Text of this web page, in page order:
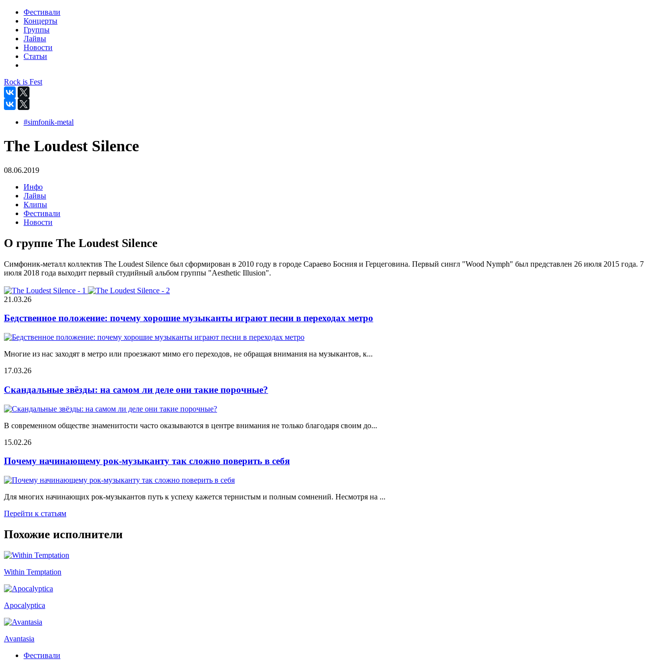
Фестивали
Концерты
Группы
Лайвы
Новости
Статьи
Rock is Fest
#simfonik-metal
The Loudest Silence
08.06.2019
Инфо
Лайвы
Клипы
Фестивали
Новости
О группе The Loudest Silence
Симфоник-металл коллектив The Loudest Silence был сформирован в 2010 году в городе Сараево Босния и Герцеговина. Первый сингл "Wood Nymph" был представлен 26 июля 2015 года. 7
июля 2018 года выходит первый студийный альбом группы "Aesthetic Illusion".
21.03.26
Бедственное положение: почему хорошие музыканты играют песни в переходах метро
Многие из нас заходят в метро или проезжают мимо его переходов, не обращая внимания на музыкантов, к...
17.03.26
Скандальные звёзды: на самом ли деле они такие порочные?
В современном обществе знаменитости часто оказываются в центре внимания не только благодаря своим до...
15.02.26
Почему начинающему рок-музыканту так сложно поверить в себя
Для многих начинающих рок-музыкантов путь к успеху кажется тернистым и полным сомнений. Несмотря на ...
Перейти к статьям
Похожие исполнители
Within Temptation
Apocalyptica
Avantasia
Фестивали